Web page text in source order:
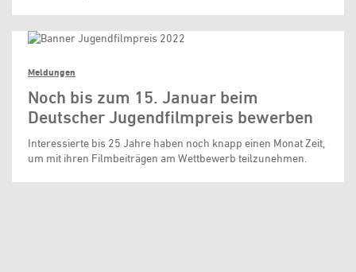
Meldungen
Noch bis zum 15. Januar beim
Deutscher Jugendfilmpreis bewerben
Interessierte bis 25 Jahre haben noch knapp einen Monat Zeit,
um mit ihren Filmbeiträgen am Wettbewerb teilzunehmen.